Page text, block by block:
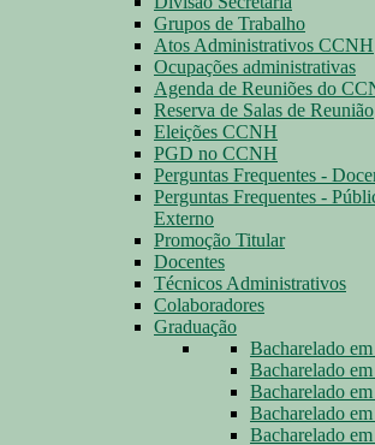
Grupos de Trabalho
Atos Administrativos CCNH
Ocupações administrativas
Agenda de Reuniões do
Reserva de Salas de Reunião
Eleições CCNH
PGD no CCNH
Perguntas Frequentes -
Perguntas Frequentes -
Externo
Promoção Titular
Docentes
Técnicos Administrativos
Colaboradores
Graduação
Bacharelado
Bacharelado
Bacharelado
Bacharelado
Bacharelado